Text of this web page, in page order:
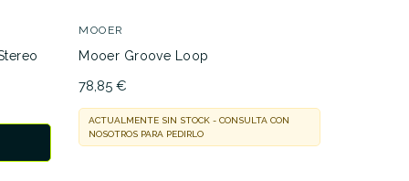
MOOER
Mooer Groove Loop
78,85 €
ACTUALMENTE SIN STOCK - CONSULTA CON
NOSOTROS PARA PEDIRLO